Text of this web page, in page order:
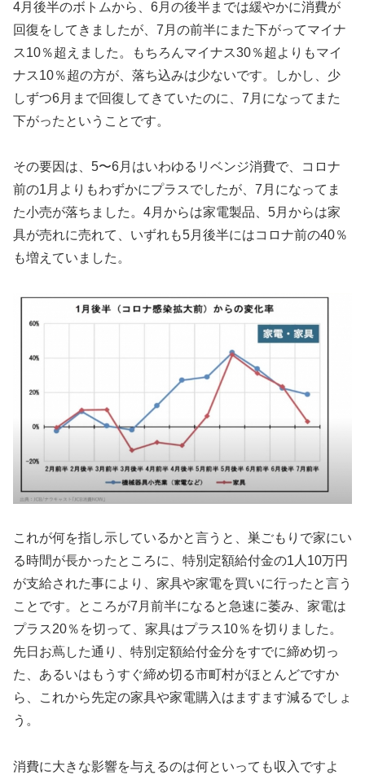
4月後半のボトムから、6月の後半までは緩やかに消費が
回復をしてきましたが、7月の前半にまた下がってマイナ
ス10％超えました。もちろんマイナス30％超よりもマイ
ナス10％超の方が、落ち込みは少ないです。しかし、少
しずつ6月まで回復してきていたのに、7月になってまた
下がったということです。
その要因は、5〜6月はいわゆるリベンジ消費で、コロナ
前の1月よりもわずかにプラスでしたが、7月になってま
た小売が落ちました。4月からは家電製品、5月からは家
具が売れに売れて、いずれも5月後半にはコロナ前の40％
も増えていました。
これが何を指し示しているかと言うと、巣ごもりで家にい
る時間が長かったところに、特別定額給付金の1人10万円
が支給された事により、家具や家電を買いに行ったと言う
ことです。ところが7月前半になると急速に萎み、家電は
プラス20％を切って、家具はプラス10％を切りました。
先日お蔦した通り、特別定額給付金分をすでに締め切っ
た、あるいはもうすぐ締め切る市町村がほとんどですか
ら、これから先定の家具や家電購入はますます減るでしょ
う。
消費に大きな影響を与えるのは何といっても収入ですよ